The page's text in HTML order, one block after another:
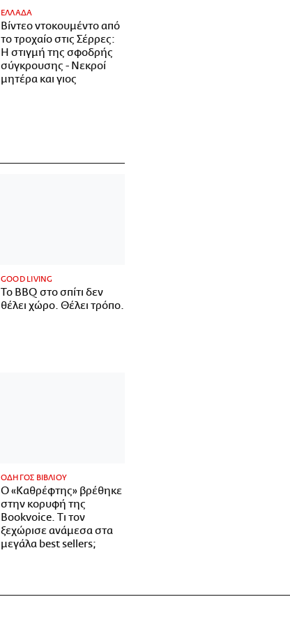
ΕΛΛΑΔΑ
Βίντεο ντοκουμέντο από
το τροχαίο στις Σέρρες:
Η στιγμή της σφοδρής
σύγκρουσης - Νεκροί
μητέρα και γιος
GOOD LIVING
Το BBQ στο σπίτι δεν
θέλει χώρο. Θέλει τρόπο.
ΟΔΗΓΟΣ ΒΙΒΛΙΟΥ
Ο «Καθρέφτης» βρέθηκε
στην κορυφή της
Bookvoice. Τι τον
ξεχώρισε ανάμεσα στα
μεγάλα best sellers;